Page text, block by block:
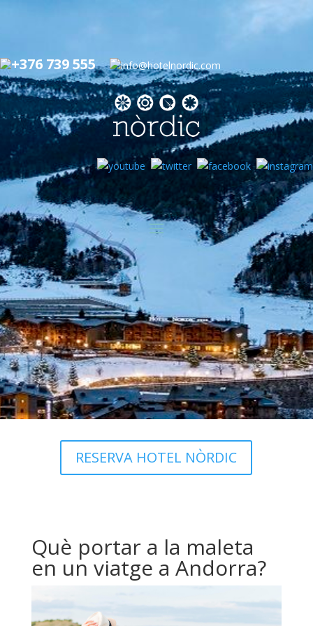
+376 739 555 info@hotelnordic.com
RESERVA HOTEL NÒRDIC
Què portar a la maleta
en un viatge a Andorra?